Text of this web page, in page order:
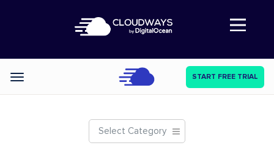
Abre a navegação
Categories START FREE TRIAL
Select Category